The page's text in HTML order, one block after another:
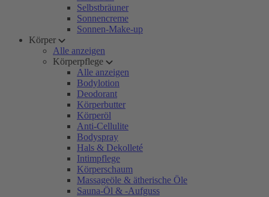
Selbstbräuner
Sonnencreme
Sonnen-Make-up
Körper
Alle anzeigen
Körperpflege
Alle anzeigen
Bodylotion
Deodorant
Körperbutter
Körperöl
Anti-Cellulite
Bodyspray
Hals & Dekolleté
Intimpflege
Körperschaum
Massageöle & ätherische Öle
Sauna-Öl & -Aufguss